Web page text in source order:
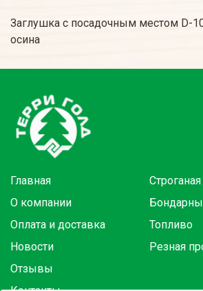
Заглушка с посадочным местом D-
осина
Главная
О компании
Оплата и доставка
Новости
Отзывы
Топливо
Резная